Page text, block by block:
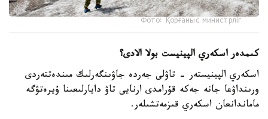
Фото: Қорғаныс министрліг
كىمدەر اسكەري الپينيست بولا الادى؟
اسكەري الپينيستەر - تاۋلى جەردە جاۋىنگەرلىك مىندەتتەردى
ورىنداۋعا جانە جەكە قۇرامدى ارنايى تاۋ دايارلىعىنا ۇيرەتۋگە
ماماندانعان اسكەري قىزمەتشىلەر.